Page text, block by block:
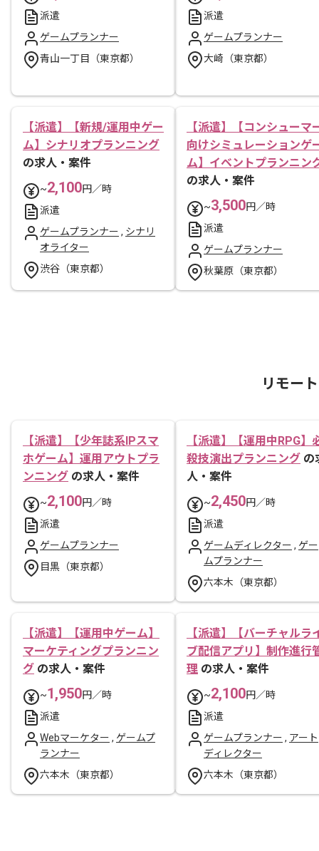
派遣
ゲームプランナー
青山一丁目（東京都）
派遣
ゲームプランナー
大崎（東京都）
【派遣】【新規/運用中ゲー
ム】シナリオプランニング
の求人・案件
~2,100円／時
派遣
ゲームプランナー , シナリ
オライター
渋谷（東京都）
【派遣】【コンシューマ
向けシミュレーションゲ
ム】イベントプランニン
の求人・案件
~3,500円／時
派遣
ゲームプランナー
秋葉原（東京都）
リモー
【派遣】【少年誌系IPスマ
ホゲーム】運用アウトプラ
ンニング の求人・案件
~2,100円／時
派遣
ゲームプランナー
目黒（東京都）
【派遣】【運用中RPG】
殺技演出プランニング の
人・案件
~2,450円／時
派遣
ゲームディレクター , ゲー
ムプランナー
六本木（東京都）
【派遣】【運用中ゲーム】
マーケティングプランニン
グ の求人・案件
~1,950円／時
派遣
Webマーケター , ゲームプ
ランナー
六本木（東京都）
【派遣】【バーチャルラ
ブ配信アプリ】制作進行
理 の求人・案件
~2,100円／時
派遣
ゲームプランナー , アート
ディレクター
六本木（東京都）